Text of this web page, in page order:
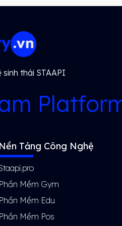
thái STAAPI
Nền Tảng Công Nghệ
Phần Mềm Gym
Phần Mềm Edu
Phần Mềm Pos